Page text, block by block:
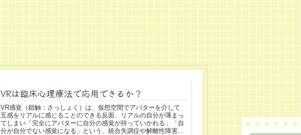
VRは臨床心理療法で応用できるか？
VR感覚（錯触：さっしょく）は、仮想空間でアバターを介して
五感をリアルに感じることのできる反面、リアルの自分が薄まっ
てしまい「完全にアバターに自分の感覚が持っていかれる」「自
分が自分でない感覚になる」という、統合失調症や解離性障害の